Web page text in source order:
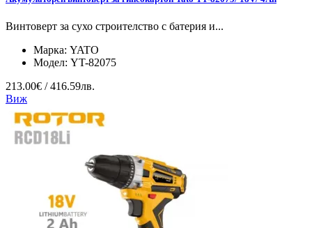
Винтоверт за сухо строителство с батерия и...
Марка: YATO
Модел: YT-82075
213.00€ / 416.59лв.
Виж